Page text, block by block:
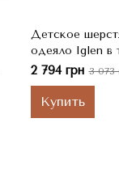
Детское
одеяло Iglen в
(деми), Белый
2 794 грн 3 073
Купить